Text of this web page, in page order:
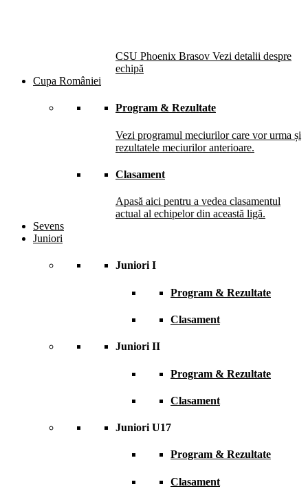
CSU Phoenix Brasov Vezi detalii despre
echipă
Cupa României
Program & Rezultate
Vezi programul meciurilor care vor urma și
rezultatele meciurilor anterioare.
Clasament
Apasă aici pentru a vedea clasamentul
actual al echipelor din această ligă.
Sevens
Juniori
Juniori I
Program & Rezultate
Clasament
Juniori II
Program & Rezultate
Clasament
Juniori U17
Program & Rezultate
Clasament